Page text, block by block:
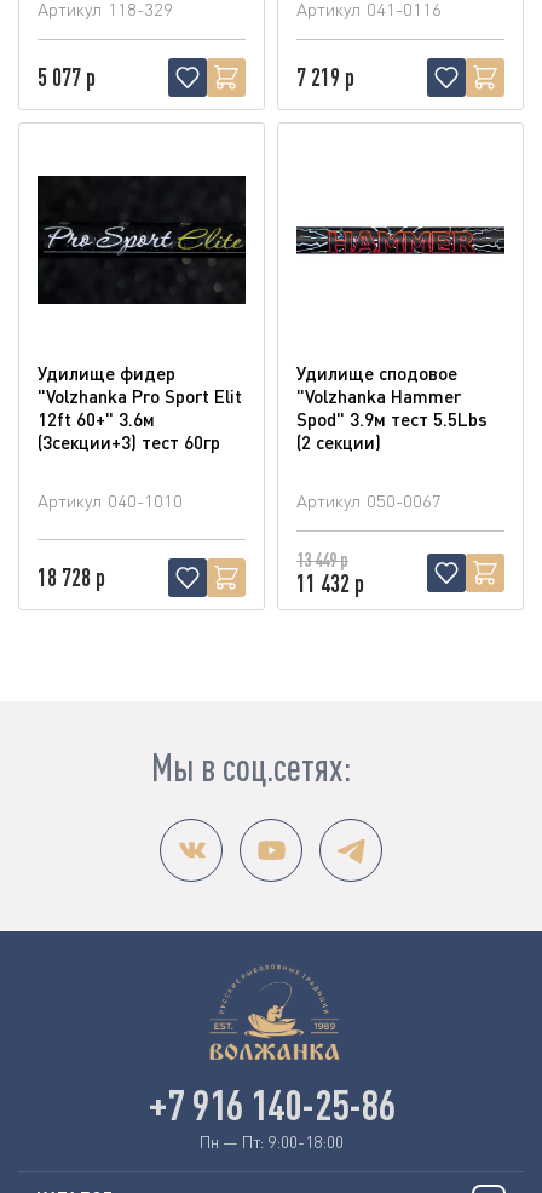
Артикул 118-329
5 077 р
Артикул 041-0116
7 219 р
Удилище фидер
"Volzhanka Pro Sport Elit
12ft 60+" 3.6м
(3секции+3) тест 60гр
Артикул 040-1010
18 728 р
Удилище сподовое
"Volzhanka Hammer
Spod" 3.9м тест 5.5Lbs
(2 секции)
Артикул 050-0067
13 449 р
11 432 р
Мы в соц.сетях:
+7 916 140-25-86
Пн — Пт: 9:00-18:00